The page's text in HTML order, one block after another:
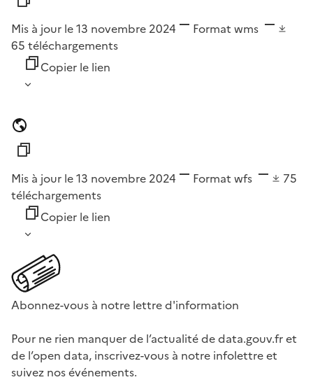
Mis à jour le 13 novembre 2024 Format wms
65 téléchargements
Copier le lien
Mis à jour le 13 novembre 2024 Format wfs
75
téléchargements
Copier le lien
Abonnez-vous à notre lettre d'information
Pour ne rien manquer de l’actualité de data.gouv.fr et
de l’open data, inscrivez-vous à notre infolettre et
suivez nos événements.